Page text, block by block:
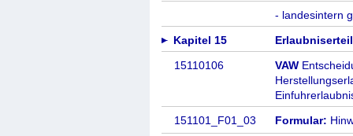
- landesintern
Kapitel 15
15110106
VAW
151101_F01_03
Formular: